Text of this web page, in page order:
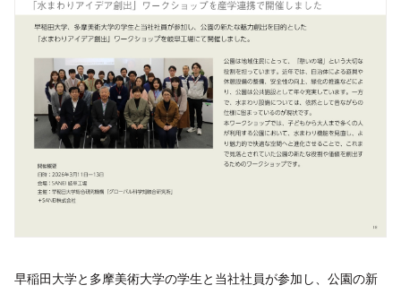
早稲田大学と多摩美術大学の学生と当社社員が参加し、公園の新